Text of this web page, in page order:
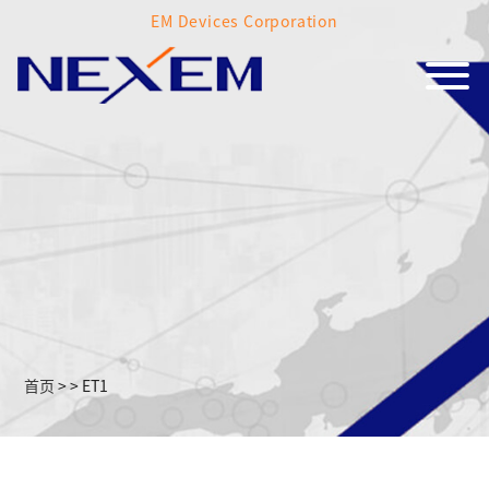
EM Devices Corporation
首页 >> ET1